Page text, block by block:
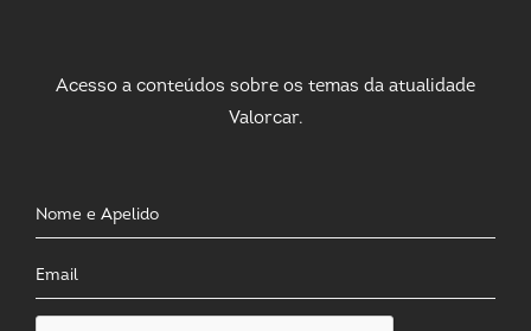
Acesso a conteúdos sobre os temas da atualidade
Valorcar.